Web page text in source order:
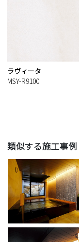
ラヴィータ
MSY-R9100
類似する施工事例